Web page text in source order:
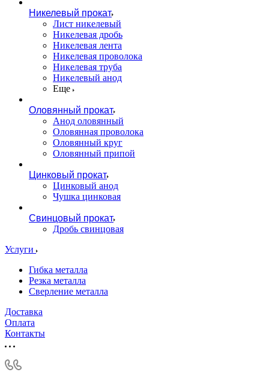
Никелевый прокат
Лист никелевый
Никелевая дробь
Никелевая лента
Никелевая проволока
Никелевая труба
Никелевый анод
Еще
Оловянный прокат
Анод оловянный
Оловянная проволока
Оловянный круг
Оловянный припой
Цинковый прокат
Цинковый анод
Чушка цинковая
Свинцовый прокат
Дробь свинцовая
Услуги
Гибка металла
Резка металла
Сверление металла
Доставка
Оплата
Контакты